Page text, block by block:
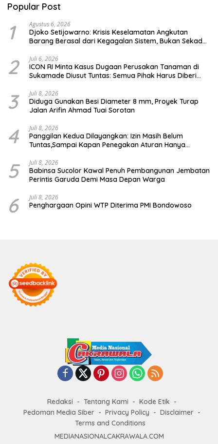
Popular Post
1 Agustus 6, 2026
Djoko Setijowarno: Krisis Keselamatan Angkutan
Barang Berasal dari Kegagalan Sistem, Bukan Sekadar
2 Juli 6, 2026
ICON RI Minta Kasus Dugaan Perusakan Tanaman di
Sukamade Diusut Tuntas: Semua Pihak Harus Diberi
3 Juli 8, 2026
Diduga Gunakan Besi Diameter 8 mm, Proyek Turap
Jalan Arifin Ahmad Tuai Sorotan
4 Juli 8, 2026
Panggilan Kedua Dilayangkan: Izin Masih Belum
Tuntas,Sampai Kapan Penegakan Aturan Hanya
5 Juli 8, 2026
Babinsa Sucolor Kawal Penuh Pembangunan Jembatan
Perintis Garuda Demi Masa Depan Warga
6 Juli 8, 2026
Penghargaan Opini WTP Diterima PMI Bondowoso
Redaksi Tentang Kami
Kode Etik
Pedoman Media Siber
Privacy Policy
Disclaimer
Terms and Conditions
MEDIANASIONALCAKRAWALA.COM